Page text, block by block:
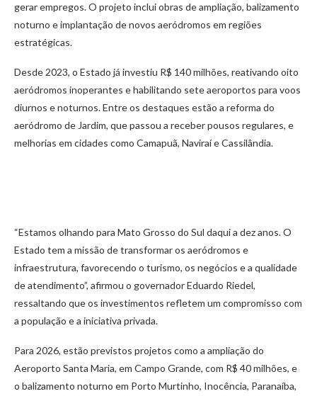
gerar empregos. O projeto inclui obras de ampliação, balizamento
noturno e implantação de novos aeródromos em regiões
estratégicas.
Desde 2023, o Estado já investiu R$ 140 milhões, reativando oito
aeródromos inoperantes e habilitando sete aeroportos para voos
diurnos e noturnos. Entre os destaques estão a reforma do
aeródromo de Jardim, que passou a receber pousos regulares, e
melhorias em cidades como Camapuã, Naviraí e Cassilândia.
“Estamos olhando para Mato Grosso do Sul daqui a dez anos. O
Estado tem a missão de transformar os aeródromos e
infraestrutura, favorecendo o turismo, os negócios e a qualidade
de atendimento”, afirmou o governador Eduardo Riedel,
ressaltando que os investimentos refletem um compromisso com
a população e a iniciativa privada.
Para 2026, estão previstos projetos como a ampliação do
Aeroporto Santa Maria, em Campo Grande, com R$ 40 milhões, e
o balizamento noturno em Porto Murtinho, Inocência, Paranaíba,